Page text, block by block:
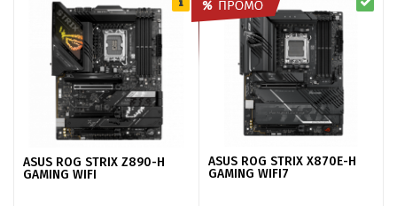
ASUS ROG STRIX Z890-H
GAMING WIFI
ASUS ROG STRIX X870E-H
GAMING WIFI7